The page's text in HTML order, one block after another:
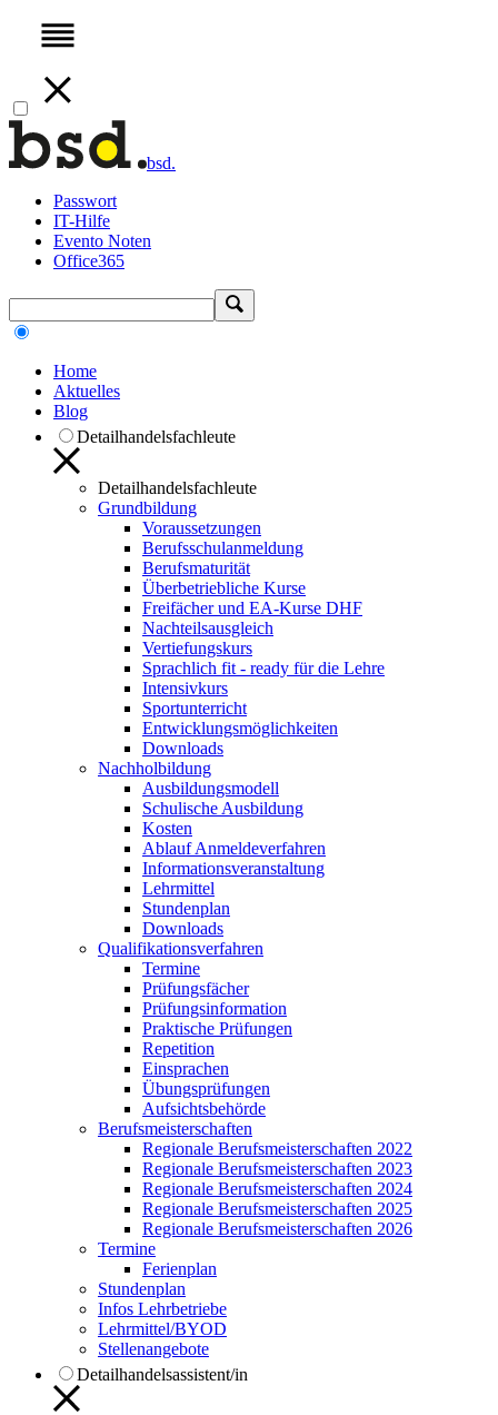
bsd.
Passwort
IT-Hilfe
Evento Noten
Office365
Home
Aktuelles
Blog
Detailhandelsfachleute
Detailhandelsfachleute
Grundbildung
Voraussetzungen
Berufsschulanmeldung
Berufsmaturität
Überbetriebliche Kurse
Freifächer und EA-Kurse DHF
Nachteilsausgleich
Vertiefungskurs
Sprachlich fit - ready für die Lehre
Intensivkurs
Sportunterricht
Entwicklungsmöglichkeiten
Downloads
Nachholbildung
Ausbildungsmodell
Schulische Ausbildung
Kosten
Ablauf Anmeldeverfahren
Informationsveranstaltung
Lehrmittel
Stundenplan
Downloads
Qualifikationsverfahren
Termine
Prüfungsfächer
Prüfungsinformation
Praktische Prüfungen
Repetition
Einsprachen
Übungsprüfungen
Aufsichtsbehörde
Berufsmeisterschaften
Regionale Berufsmeisterschaften 2022
Regionale Berufsmeisterschaften 2023
Regionale Berufsmeisterschaften 2024
Regionale Berufsmeisterschaften 2025
Regionale Berufsmeisterschaften 2026
Termine
Ferienplan
Stundenplan
Infos Lehrbetriebe
Lehrmittel/BYOD
Stellenangebote
Detailhandelsassistent/in